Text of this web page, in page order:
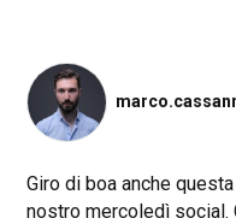
Giro di boa anche
nostro mercoledì social.